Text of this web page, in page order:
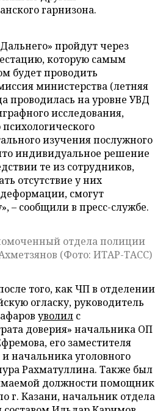
гарнизона.
пройдут через
которую самым
будет проводить
министерства (летняя
проводилась на уровне УВД
исследования,
изучения послужного
индивидуальное решение
те из сотрудников,
отсутствие у них
смогут
– сообщили в пресс-службе.
отдела полиции
(Фото: ИТАР-ТАСС)
того, как ЧП в отделении
огласку, руководитель
уволил с
доверия» начальника ОП
его заместителя
начальника уголовного
Рахматуллина. Также был
должности помощник
г. Казани, начальник отдела